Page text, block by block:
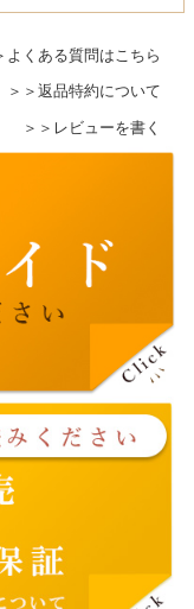
よくある質問はこちら
返品特約について
レビューを書く